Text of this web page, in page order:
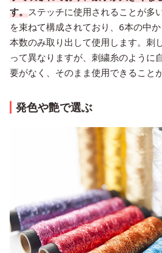
す。ステッチに使用されることが多
を束ねて構成されており、6本の中
本数のみ取り出して使用します。刺
って異なりますが、刺繍糸のように
要がなく、そのまま使用できること
発色や艶で選ぶ